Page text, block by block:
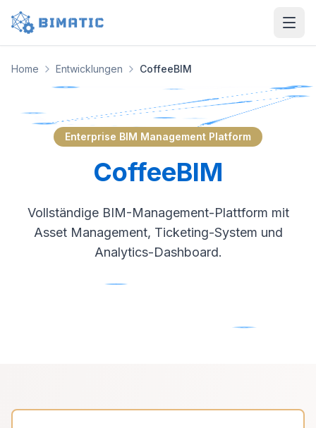
Zum Hauptinhalt springen
Home Entwicklungen CoffeeBIM
Enterprise BIM Management Platform
CoffeeBIM
Vollständige BIM-Management-Plattform mit
Asset Management, Ticketing-System und
Analytics-Dashboard.